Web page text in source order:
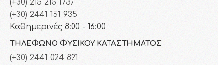
(+30) 215 215 1737
(+30) 2441 151 935
Καθημερινές 8:00 - 16:00
ΤΗΛΈΦΩΝΟ ΦΥΣΙΚΟΎ ΚΑΤΑΣΤΉΜΑΤΟΣ
(+30) 2441 024 821